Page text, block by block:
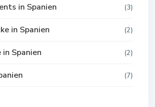
in Spanien (3)
in Spanien (2)
Spanien (2)
(7)